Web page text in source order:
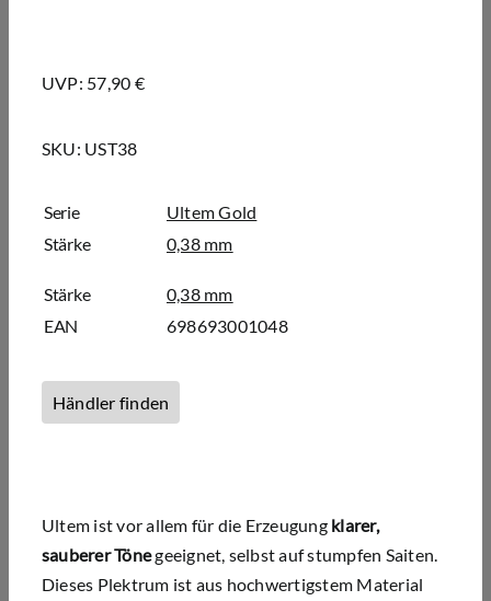
UVP: 57,90 €
SKU: UST38
Serie
Ultem Gold
Stärke
0,38 mm
Stärke
0,38 mm
EAN
698693001048
Händler finden
Ultem ist vor allem für die Erzeugung klarer,
sauberer Tönegeeignet, selbst auf stumpfen Saiten.
Dieses Plektrum ist aus hochwertigstem Material